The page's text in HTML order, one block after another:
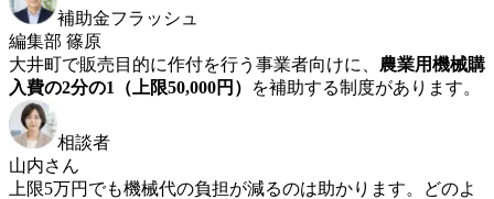
補助金フラッシュ
編集部 篠原
大井町で販売目的に作付を行う事業者向けに、 農業用機械購
入費の2分の1（上限50,000円）
を補助する制度があります。
相談者
山内さん
上限5万円でも機械代の負担が減るのは助かります。どのよ